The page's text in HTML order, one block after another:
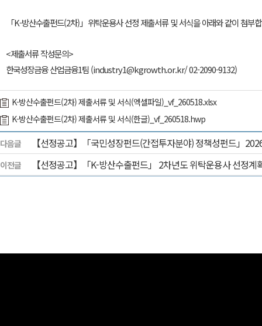
「K-방산수출펀드(2차)」위탁운용사 선정 제출서류 및 서식을 아래와 같이 첨부
<제출서류 작성문의>
한국성장금융 산업금융1팀 (industry1@kgrowth.or.kr/ 02-2090-9132)
K-방산수출펀드(2차) 제출서류 및 서식(엑셀파일)_vf_260518.xlsx
K-방산수출펀드(2차) 제출서류 및 서식(한글)_vf_260518.hwp
다음글 【선정공고】「국민성장펀드(간접투자분야) 정책성펀드」
이전글 【선정공고】「K-방산수출펀드」 2차년도 위탁운용사 선정계